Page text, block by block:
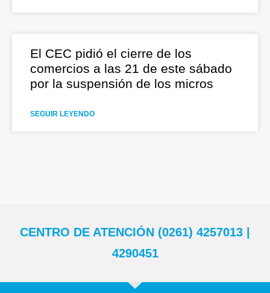
El CEC pidió el cierre de los
comercios a las 21 de este sábado
por la suspensión de los micros
SEGUIR LEYENDO
CENTRO DE ATENCIÓN (0261) 4257013 |
4290451